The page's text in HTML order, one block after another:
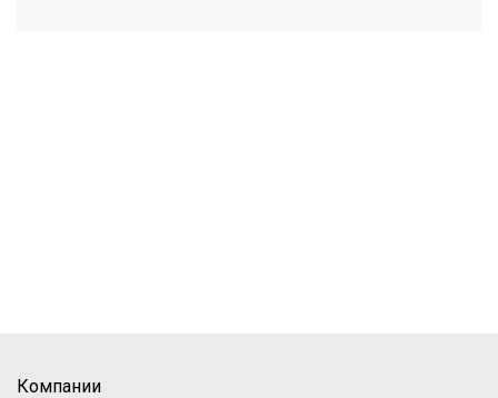
Компании